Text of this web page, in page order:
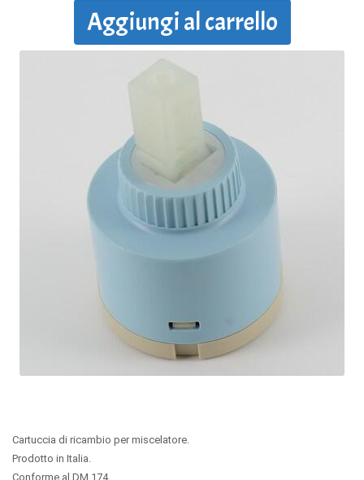
Aggiungi al carrello
Cartuccia di ricambio per miscelatore.
Prodotto in Italia.
Conforme al DM 174.